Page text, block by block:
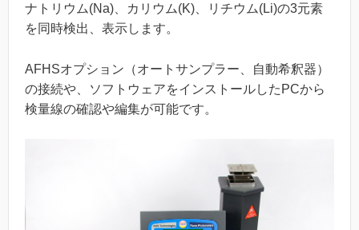
ナトリウム(Na)、カリウム(K)、リチウム(Li)の3元素
を同時検出、表示します。
AFHSオプション（オートサンプラー、自動希釈器）
の接続や、ソフトウェアをインストールしたPCから
検量線の確認や編集が可能です。